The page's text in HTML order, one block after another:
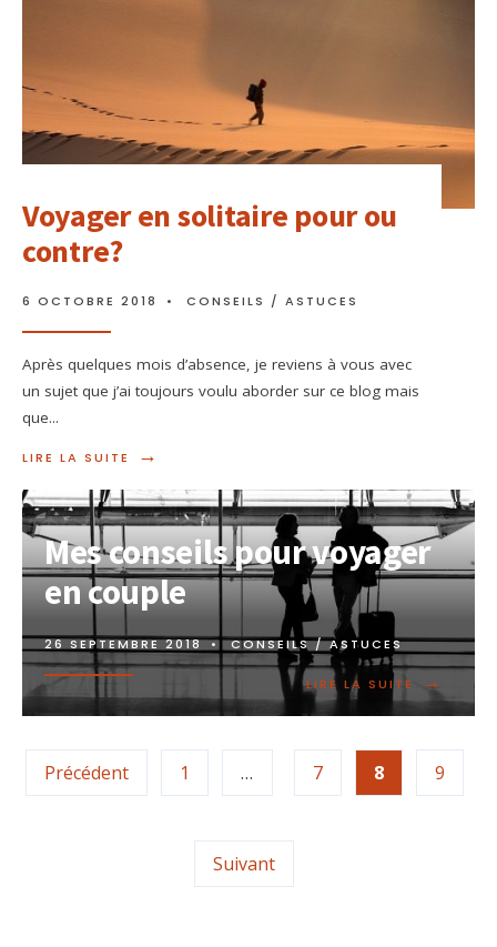
Voyager en solitaire pour ou
contre?
6 OCTOBRE 2018 • CONSEILS / ASTUCES
Après quelques mois d’absence, je reviens à vous avec
un sujet que j’ai toujours voulu aborder sur ce blog mais
que...
LIRE LA SUITE →
Mes conseils pour voyager
en couple
26 SEPTEMBRE 2018 • CONSEILS / ASTUCES
LIRE LA SUITE →
Précédent 1 … 7 8 9
Suivant